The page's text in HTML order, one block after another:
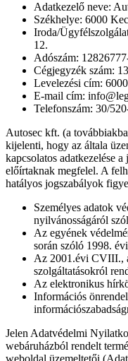
Adatkezelő neve:
Székhelye: 6000
Iroda/
12.
Adószám:
Cégjegyzék szám:
Levelezési cím:
E-mail cím:
Telefonszám: 30/
Autosec kft. (a
kijelenti, hogy az általa
kapcsolatos adatkezelése
előírtaknak megfelel. A
hatályos jogszabályok
Személyes adatok
nyilvánosságáról
Az egyének
során szóló 1998.
Az 2001.évi CVIII.,
szolgáltatásokról
Az elektronikus
Információs
Jelen Adatvédelmi
webáruházból rendelt